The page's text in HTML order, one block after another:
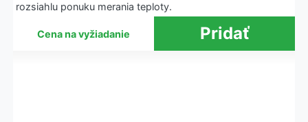
rozsiahlu ponuku merania teploty.
Cena na vyžiadanie